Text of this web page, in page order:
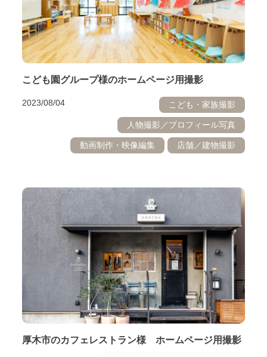
こども園グループ様のホームページ用撮影
2023/08/04 こども・家族撮影
人物撮影／プロフィール写真
動画制作・映像編集 店舗／建物撮影
厚木市のカフェレストラン様 ホームページ用撮影